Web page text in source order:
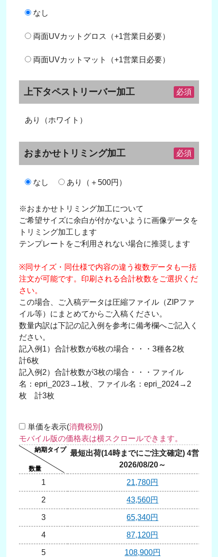
なし
両面UVカットグロス（+1営業日必要）
両面UVカットマット（+1営業日必要）
上下タペストリーバー加工 必須
あり（ホワイト）
おまかせトリミング加工 必須
なし あり（＋500円）
※おまかせトリミング加工について
ご希望サイズに余白が付かないように画像データを
トリミング加工します
テンプレートをご利用されない場合に推奨します
※同サイズ・同仕様で内容の違う複数データも一括
注文が可能です。印刷される合計枚数をご選択くだ
さい。
この場合、ご入稿データは圧縮ファイル（ZIPファ
イル等）にまとめてからご入稿ください。
数量内訳は下記の記入例を参考に備考欄へご記入く
ださい。
記入例1）合計枚数が6枚の場合・・・3種各2枚
計6枚
記入例2）合計枚数が3枚の場合・・・ファイル
名：epri_2023→1枚、ファイル名：epri_2024→2
枚 計3枚
単価を表示(消費税別)
最短出荷(14時までにご注文確定) 4営業日
2026/08/20～
1 21,780円
2 43,560円
3 65,340円
4 87,120円
5 108,900円